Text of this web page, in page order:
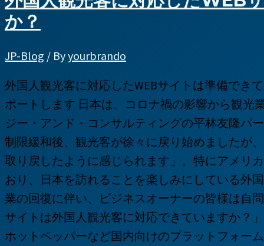
か？
JP-Blog / Byyourbrando
外国人観光客に対応したWEBサイトは準備でき
ポートします 日本は、コロナ禍の影響から観光
ジー・アンド・コンサルティングの平林友隆パ
制限緩和後、観光客が徐々に戻り始めましたが
取り戻したように感じられます」。特にアメリ
おり、日本を訪れることを楽しみにしている外
業の回復に伴い、ビジネスオーナーの皆様は自
サイトは外国人観光客に対応できていますか？
ホットペッパーなど国内向けのプラットフォー